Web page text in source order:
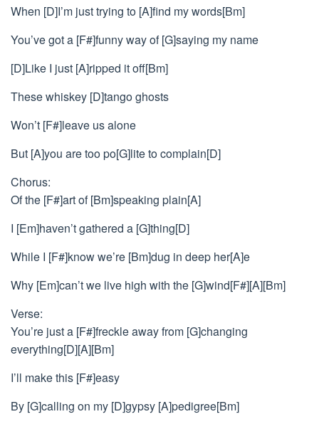
When [D]I’m just trying to [A]find my words[Bm]
You’ve got a [F#]funny way of [G]saying my name
[D]Like I just [A]ripped it off[Bm]
These whiskey [D]tango ghosts
Won’t [F#]leave us alone
But [A]you are too po[G]lite to complain[D]
Chorus:
Of the [F#]art of [Bm]speaking plain[A]
I [Em]haven’t gathered a [G]thing[D]
While I [F#]know we’re [Bm]dug in deep her[A]e
Why [Em]can’t we live high with the [G]wind[F#][A][Bm]
Verse:
You’re just a [F#]freckle away from [G]changing
everything[D][A][Bm]
I’ll make this [F#]easy
By [G]calling on my [D]gypsy [A]pedigree[Bm]